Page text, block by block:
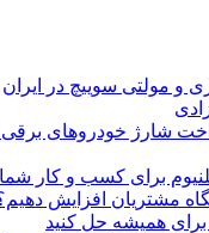
و مولتی سوییچ در ایران
شارژ خودروهای برقی
برای کسب و کار شما
مشتریان افزایش
همیشه حل کنید